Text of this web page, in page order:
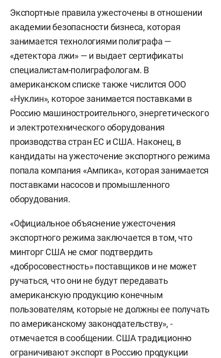
Экспортные правила ужесточены в отношении
академии безопасности бизнеса, которая
занимается технологиями полиграфа —
«детектора лжи» — и выдает сертификаты
специалистам-полиграфологам. В
американском списке также числится ООО
«Нуклин», которое занимается поставками в
Россию машиностроительного, энергетического
и электротехнического оборудования
производства стран ЕС и США. Наконец, в
кандидаты на ужесточение экспортного режима
попала компания «Ампика», которая занимается
поставками насосов и промышленного
оборудования.
«Официальное объяснение ужесточения
экспортного режима заключается в том, что
минторг США не смог подтвердить
«добросовестность» поставщиков и не может
ручаться, что они не будут передавать
американскую продукцию конечным
пользователям, которые не должны ее получать
по американскому законодательству», -
отмечается в сообщении. США традиционно
ограничивают экспорт в Россию продукции